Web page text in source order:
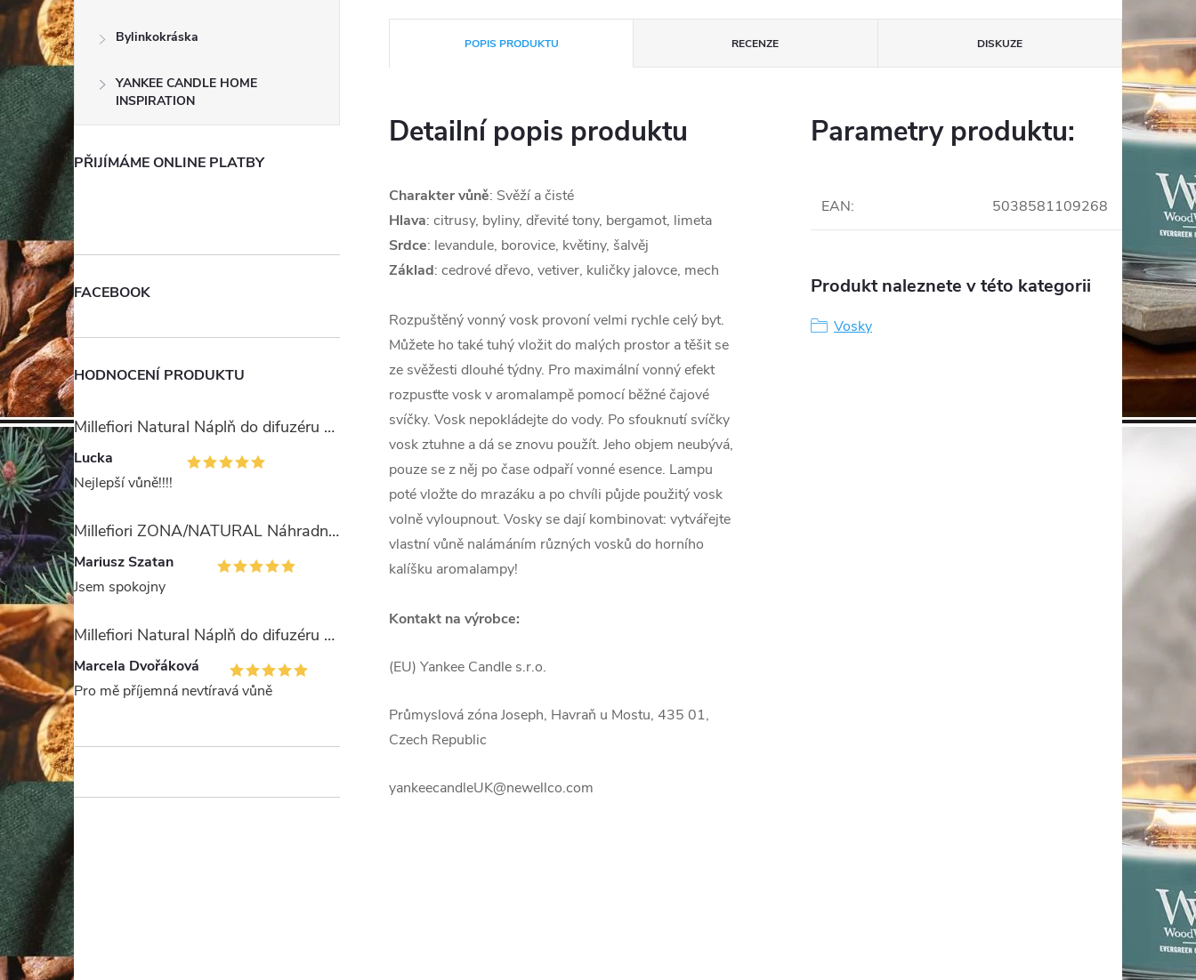
Bylinkokráska
YANKEE CANDLE HOME
INSPIRATION
PŘIJÍMÁME ONLINE PLATBY
FACEBOOK
HODNOCENÍ PRODUKTU
Millefiori Natural Náplň do difuzéru 250ml/Ambra & Rosa
Lucka
Nejlepší vůně!!!!
Millefiori ZONA/NATURAL Náhradní stébla pro difuzér 100ml
Mariusz Szatan
Jsem spokojny
Millefiori Natural Náplň do difuzéru 250ml/Legni e Fiori ďArancio
Marcela Dvořáková
Pro mě příjemná nevtíravá vůně
POPIS PRODUKTU RECENZE DISKUZE
Detailní popis produktu
Charakter vůně: Svěží a čisté
Hlava: citrusy, byliny, dřevité tony, bergamot, limeta
Srdce: levandule, borovice, květiny, šalvěj
Základ: cedrové dřevo, vetiver, kuličky jalovce, mech
Rozpuštěný vonný vosk provoní velmi rychle celý byt.
Můžete ho také tuhý vložit do malých prostor a těšit se
ze svěžesti dlouhé týdny. Pro maximální vonný efekt
rozpusťte vosk v aromalampě pomocí běžné čajové
svíčky. Vosk nepokládejte do vody. Po sfouknutí svíčky
vosk ztuhne a dá se znovu použít. Jeho objem neubývá,
pouze se z něj po čase odpaří vonné esence. Lampu
poté vložte do mrazáku a po chvíli půjde použitý vosk
volně vyloupnout. Vosky se dají kombinovat: vytvářejte
vlastní vůně nalámáním různých vosků do horního
kalíšku aromalampy!
Kontakt na výrobce:
(EU) Yankee Candle s.r.o.
Průmyslová zóna Joseph, Havraň u Mostu, 435 01,
Czech Republic
yankeecandleUK@newellco.com
Parametry produktu:
EAN: 5038581109268
Produkt naleznete v této kategorii
Vosky